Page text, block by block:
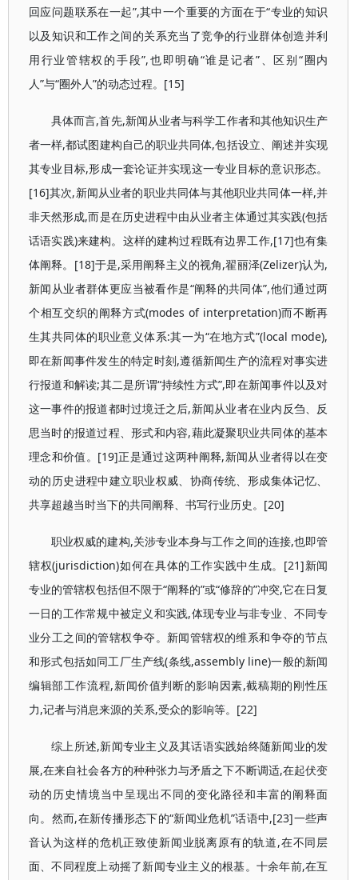
回应问题联系在一起”,其中一个重要的方面在于“专业的知识
以及知识和工作之间的关系充当了竞争的行业群体创造并利
用行业管辖权的手段”,也即明确“谁是记者”、区别“圈内
人”与“圈外人”的动态过程。[15]
具体而言,首先,新闻从业者与科学工作者和其他知识生产
者一样,都试图建构自己的职业共同体,包括设立、阐述并实现
其专业目标,形成一套论证并实现这一专业目标的意识形态。
[16]其次,新闻从业者的职业共同体与其他职业共同体一样,并
非天然形成,而是在历史进程中由从业者主体通过其实践(包括
话语实践)来建构。这样的建构过程既有边界工作,[17]也有集
体阐释。[18]于是,采用阐释主义的视角,翟丽泽(Zelizer)认为,
新闻从业者群体更应当被看作是“阐释的共同体”,他们通过两
个相互交织的阐释方式(modes of interpretation)而不断再
生其共同体的职业意义体系:其一为“在地方式”(local mode),
即在新闻事件发生的特定时刻,遵循新闻生产的流程对事实进
行报道和解读;其二是所谓“持续性方式”,即在新闻事件以及对
这一事件的报道都时过境迁之后,新闻从业者在业内反刍、反
思当时的报道过程、形式和内容,藉此凝聚职业共同体的基本
理念和价值。[19]正是通过这两种阐释,新闻从业者得以在变
动的历史进程中建立职业权威、协商传统、形成集体记忆、
共享超越当时当下的共同阐释、书写行业历史。[20]
职业权威的建构,关涉专业本身与工作之间的连接,也即管
辖权(jurisdiction)如何在具体的工作实践中生成。[21]新闻
专业的管辖权包括但不限于“阐释的”或“修辞的”冲突,它在日复
一日的工作常规中被定义和实践,体现专业与非专业、不同专
业分工之间的管辖权争夺。新闻管辖权的维系和争夺的节点
和形式包括如同工厂生产线(条线,assembly line)一般的新闻
编辑部工作流程,新闻价值判断的影响因素,截稿期的刚性压
力,记者与消息来源的关系,受众的影响等。[22]
综上所述,新闻专业主义及其话语实践始终随新闻业的发
展,在来自社会各方的种种张力与矛盾之下不断调适,在起伏变
动的历史情境当中呈现出不同的变化路径和丰富的阐释面
向。然而,在新传播形态下的“新闻业危机”话语中,[23]一些声
音认为这样的危机正致使新闻业脱离原有的轨道,在不同层
面、不同程度上动摇了新闻专业主义的根基。十余年前,在互